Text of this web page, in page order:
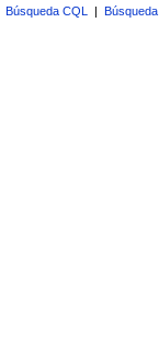
Búsqueda CQL